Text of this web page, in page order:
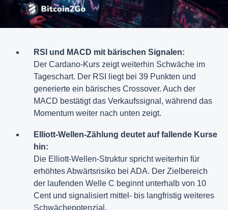
RSI und MACD mit bärischen Signalen:
Der Cardano-Kurs zeigt weiterhin Schwäche im
Tageschart. Der RSI liegt bei 39 Punkten und
generierte ein bärisches Crossover. Auch der
MACD bestätigt das Verkaufssignal, während das
Momentum weiter nach unten zeigt.
Elliott-Wellen-Zählung deutet auf fallende Kurse
hin:
Die Elliott-Wellen-Struktur spricht weiterhin für
erhöhtes Abwärtsrisiko bei ADA. Der Zielbereich
der laufenden Welle C beginnt unterhalb von 10
Cent und signalisiert mittel- bis langfristig weiteres
Schwächepotenzial.